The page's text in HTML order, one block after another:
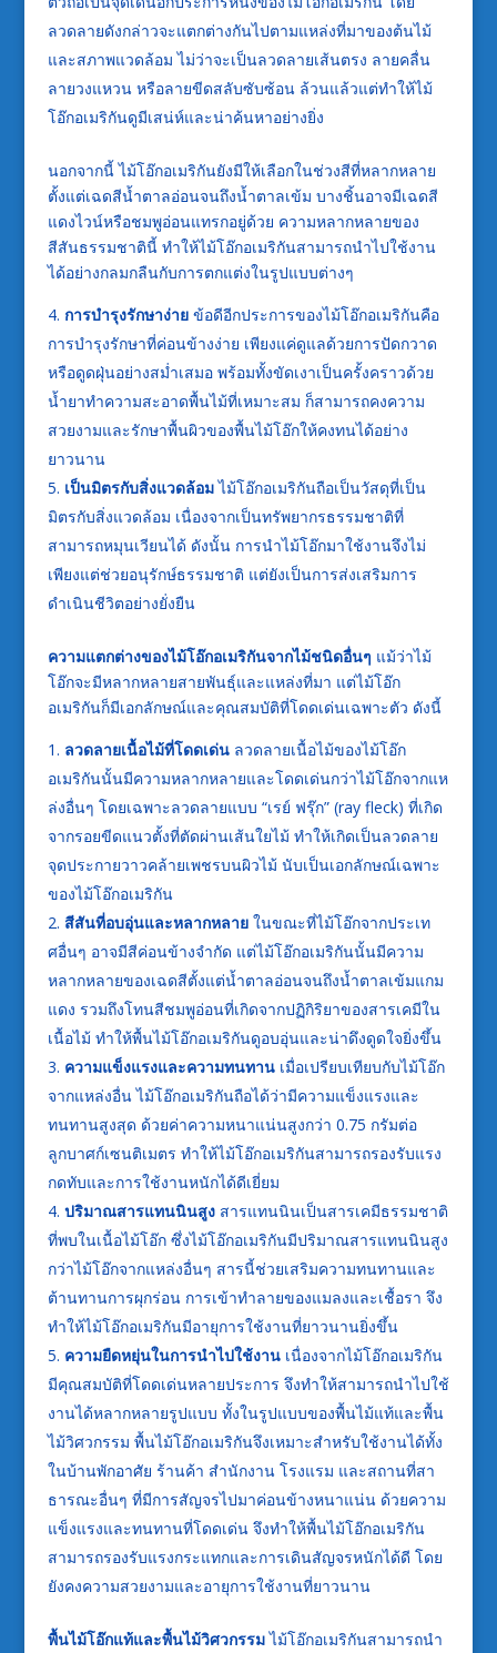
ลวดลายดังกล่าวจะแตกต่างกันไปตามแหล่งที่มาของต้นไม้
และสภาพแวดล้อม ไม่ว่าจะเป็นลวดลายเส้นตรง ลายคลื่น
ลายวงแหวน หรือลายขีดสลับซับซ้อน ล้วนแล้วแต่ทำให้ไม้
โอ๊กอเมริกันดูมีเสน่ห์และน่าค้นหาอย่างยิ่ง
นอกจากนี้ ไม้โอ๊กอเมริกันยังมีให้เลือกในช่วงสีที่หลากหลาย
ตั้งแต่เฉดสีน้ำตาลอ่อนจนถึงน้ำตาลเข้ม บางชิ้นอาจมีเฉดสี
แดงไวน์หรือชมพูอ่อนแทรกอยู่ด้วย ความหลากหลายของ
สีสันธรรมชาตินี้ ทำให้ไม้โอ๊กอเมริกันสามารถนำไปใช้งาน
ได้อย่างกลมกลืนกับการตกแต่งในรูปแบบต่างๆ
การบำรุงรักษาง่ายข้อดีอีกประการของไม้โอ๊กอเมริกันคือ
การบำรุงรักษาที่ค่อนข้างง่าย เพียงแค่ดูแลด้วยการปัดกวาด
หรือดูดฝุ่นอย่างสม่ำเสมอ พร้อมทั้งขัดเงาเป็นครั้งคราวด้วย
น้ำยาทำความสะอาดพื้นไม้ที่เหมาะสม ก็สามารถคงความ
สวยงามและรักษาพื้นผิวของพื้นไม้โอ๊กให้คงทนได้อย่าง
ยาวนาน
เป็นมิตรกับสิ่งแวดล้อมไม้โอ๊กอเมริกันถือเป็นวัสดุที่เป็น
มิตรกับสิ่งแวดล้อม เนื่องจากเป็นทรัพยากรธรรมชาติที่
สามารถหมุนเวียนได้ ดังนั้น การนำไม้โอ๊กมาใช้งานจึงไม่
เพียงแต่ช่วยอนุรักษ์ธรรมชาติ แต่ยังเป็นการส่งเสริมการ
ดำเนินชีวิตอย่างยั่งยืน
ความแตกต่างของไม้โอ๊กอเมริกันจากไม้ชนิดอื่นๆ แม้ว่าไม้
โอ๊กจะมีหลากหลายสายพันธุ์และแหล่งที่มา แต่ไม้โอ๊ก
อเมริกันก็มีเอกลักษณ์และคุณสมบัติที่โดดเด่นเฉพาะตัว ดังนี้
ลวดลายเนื้อไม้ที่โดดเด่นลวดลายเนื้อไม้ของไม้โอ๊ก
อเมริกันนั้นมีความหลากหลายและโดดเด่นกว่าไม้โอ๊กจากแห
ล่งอื่นๆ โดยเฉพาะลวดลายแบบ “เรย์ ฟรุ๊ก” (ray fleck) ที่เกิด
จากรอยขีดแนวตั้งที่ตัดผ่านเส้นใยไม้ ทำให้เกิดเป็นลวดลาย
จุดประกายวาวคล้ายเพชรบนผิวไม้ นับเป็นเอกลักษณ์เฉพาะ
ของไม้โอ๊กอเมริกัน
สีสันที่อบอุ่นและหลากหลายในขณะที่ไม้โอ๊กจากประเท
ศอื่นๆ อาจมีสีค่อนข้างจำกัด แต่ไม้โอ๊กอเมริกันนั้นมีความ
หลากหลายของเฉดสีตั้งแต่น้ำตาลอ่อนจนถึงน้ำตาลเข้มแกม
แดง รวมถึงโทนสีชมพูอ่อนที่เกิดจากปฏิกิริยาของสารเคมีใน
เนื้อไม้ ทำให้พื้นไม้โอ๊กอเมริกันดูอบอุ่นและน่าดึงดูดใจยิ่งขึ้น
ความแข็งแรงและความทนทานเมื่อเปรียบเทียบกับไม้โอ๊ก
จากแหล่งอื่น ไม้โอ๊กอเมริกันถือได้ว่ามีความแข็งแรงและ
ทนทานสูงสุด ด้วยค่าความหนาแน่นสูงกว่า 0.75 กรัมต่อ
ลูกบาศก์เซนติเมตร ทำให้ไม้โอ๊กอเมริกันสามารถรองรับแรง
กดทับและการใช้งานหนักได้ดีเยี่ยม
ปริมาณสารแทนนินสูงสารแทนนินเป็นสารเคมีธรรมชาติ
ที่พบในเนื้อไม้โอ๊ก ซึ่งไม้โอ๊กอเมริกันมีปริมาณสารแทนนินสูง
กว่าไม้โอ๊กจากแหล่งอื่นๆ สารนี้ช่วยเสริมความทนทานและ
ต้านทานการผุกร่อน การเข้าทำลายของแมลงและเชื้อรา จึง
ทำให้ไม้โอ๊กอเมริกันมีอายุการใช้งานที่ยาวนานยิ่งขึ้น
ความยืดหยุ่นในการนำไปใช้งานเนื่องจากไม้โอ๊กอเมริกัน
มีคุณสมบัติที่โดดเด่นหลายประการ จึงทำให้สามารถนำไปใช้
งานได้หลากหลายรูปแบบ ทั้งในรูปแบบของพื้นไม้แท้และพื้น
ไม้วิศวกรรม พื้นไม้โอ๊กอเมริกันจึงเหมาะสำหรับใช้งานได้ทั้ง
ในบ้านพักอาศัย ร้านค้า สำนักงาน โรงแรม และสถานที่สา
ธารณะอื่นๆ ที่มีการสัญจรไปมาค่อนข้างหนาแน่น ด้วยความ
แข็งแรงและทนทานที่โดดเด่น จึงทำให้พื้นไม้โอ๊กอเมริกัน
สามารถรองรับแรงกระแทกและการเดินสัญจรหนักได้ดี โดย
ยังคงความสวยงามและอายุการใช้งานที่ยาวนาน
พื้นไม้โอ๊กแท้และพื้นไม้วิศวกรรมไม้โอ๊กอเมริกันสามารถนำ